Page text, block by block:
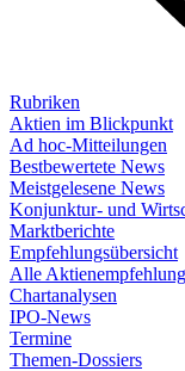
Rubriken
Aktien im Blickpunkt
Ad hoc-Mitteilungen
Bestbewertete News
Meistgelesene News
Konjunktur- und
Marktberichte
Empfehlungsübersicht
Alle
Chartanalysen
IPO-News
Termine
Themen-Dossiers